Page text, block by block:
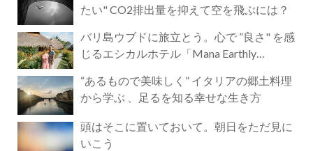
たい" CO2排出量を抑えて空を飛ぶには？
バリ島ウブドに旅立とう。心で ”良さ" を感
じるエシカルホテル「Mana Earthly
“あるもので美味しく” イタリアの郷土料理
から学ぶ 、足るを知る幸せな生き方
頭はそこに置いておいて。朝日をただ見に
いこう